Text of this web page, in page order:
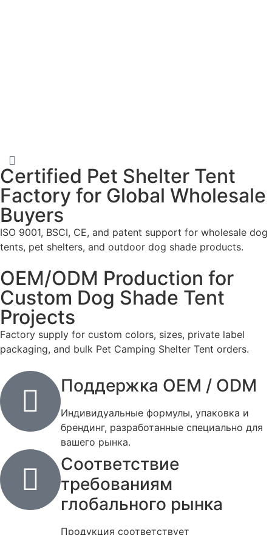
Certified Pet Shelter Tent
Factory for Global Wholesale
Buyers
ISO 9001, BSCI, CE, and patent support for wholesale dog
tents, pet shelters, and outdoor dog shade products.
OEM/ODM Production for
Custom Dog Shade Tent
Projects
Factory supply for custom colors, sizes, private label
packaging, and bulk Pet Camping Shelter Tent orders.
Поддержка OEM / ODM
Индивидуальные формулы, упаковка и
брендинг, разработанные специально для
вашего рынка.
Соответствие
требованиям
глобального рынка
Продукция соответствует